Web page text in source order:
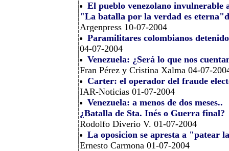
El pueblo venezolano invulnerable
"La batalla por la verdad es
Argenpress 10-07-2004
Paramilitares colombianos
04-07-2004
Venezuela: ¿Será lo que nos
Fran Pérez y Cristina Xalma 04-07-
Carter: el operador del fraude
IAR-Noticias 01-07-2004
Venezuela: a menos de dos meses..
¿Batalla de Sta. Inés o Guerra final?
Rodolfo Diverio V. 01-07-2004
La oposicion se apresta a "patear
Ernesto Carmona 01-07-2004